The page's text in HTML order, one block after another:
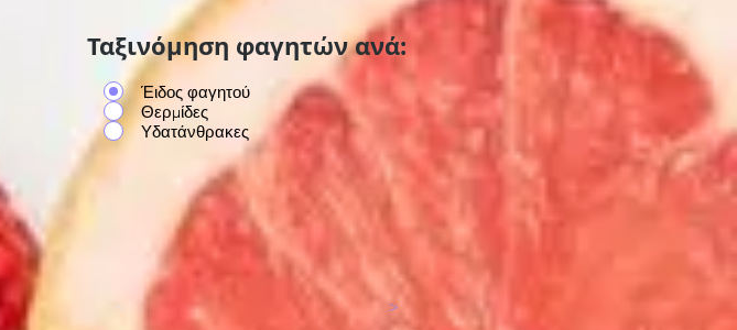
Έιδος φαγητού
Θερμίδες
Υδατάνθρακες
Ταξινόμηση φαγητών ανά:
< >